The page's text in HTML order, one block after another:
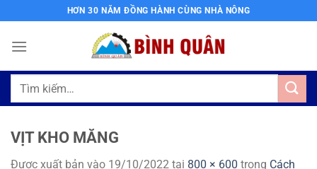
qua
nội
HƠN 30 NĂM ĐỒNG HÀNH CÙNG NHÀ NÔNG
Tìm
VỊT KHO MĂNG
Được xuất bản vào 19/10/2022 tại 800 × 600 trong Cách